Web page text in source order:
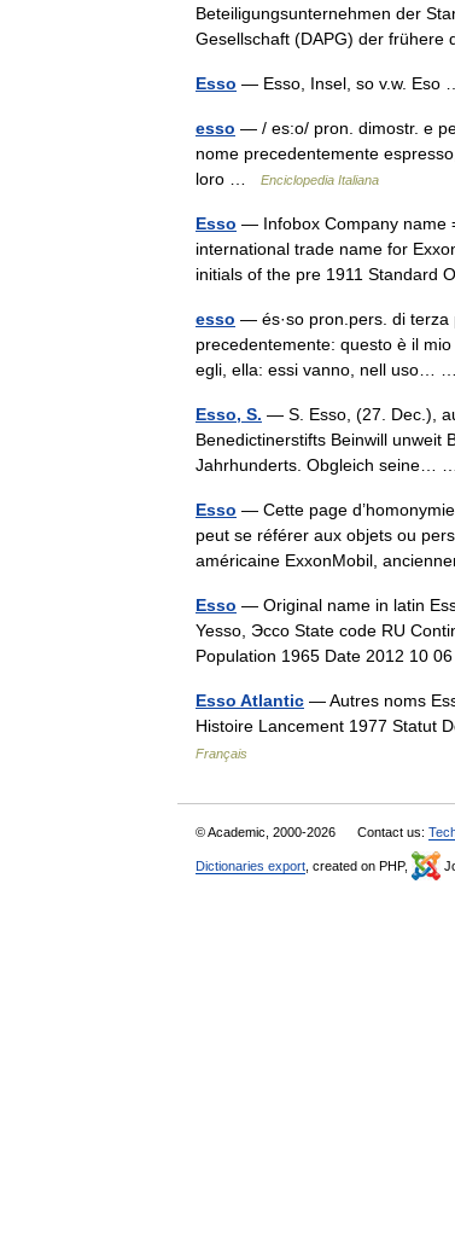
Beteiligungsunternehmen der
Gesellschaft (DAPG) der
Esso — Esso, Insel, so v.w. Eso
esso — / es:o/ pron. dimostr. e
nome precedentemente
loro …
Enciclopedia Italiana
Esso — Infobox Company name
international trade name for
initials of the pre 1911
esso — és·so pron.pers. di terza
precedentemente: questo è il
egli, ella: essi vanno, nell uso…
Esso, S. — S. Esso, (27. Dec.),
Benedictinerstifts Beinwill unweit
Jahrhunderts. Obgleich seine…
Esso — Cette page
peut se référer aux objets ou
américaine ExxonMobil,
Esso — Original name in latin
Yesso, Эссо State code RU
Population 1965 Date 2012 10
Esso Atlantic — Autres noms
Histoire Lancement 1977 Statut
Français
© Academic, 2000-2026 Contact us:
Dictionaries export , created on PHP,